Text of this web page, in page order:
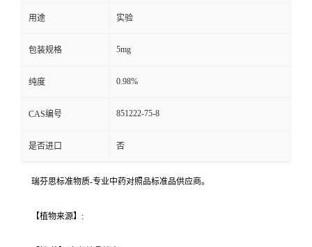
用途 实验
包装规格 5mg
纯度 0.98%
CAS编号 851222-75-8
是否进口 否
瑞芬思标准物质-专业中药对照品标准品供应商。
【植物来源】: